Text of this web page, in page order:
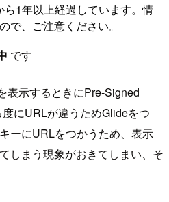
ら1年以上経過しています。情
で、ご注意ください。
です
表示するときにPre-Signed
にURLが違うためGlideをつ
ーにURLをつかうため、表示
しまう現象がおきてしまい、そ